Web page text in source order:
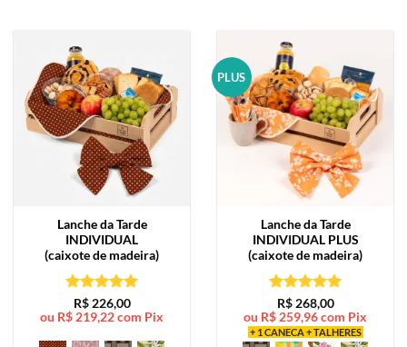
Lanche da Tarde
INDIVIDUAL
(caixote de madeira)
Avaliação5
de 5
R$226,00
ou R$ 219,22com Pix
PLUS
Lanche da Tarde
INDIVIDUAL PLUS
(caixote de madeira)
Avaliação5
de 5
R$268,00
ou R$ 259,96com Pix
+ 1 CANECA + TALHERES